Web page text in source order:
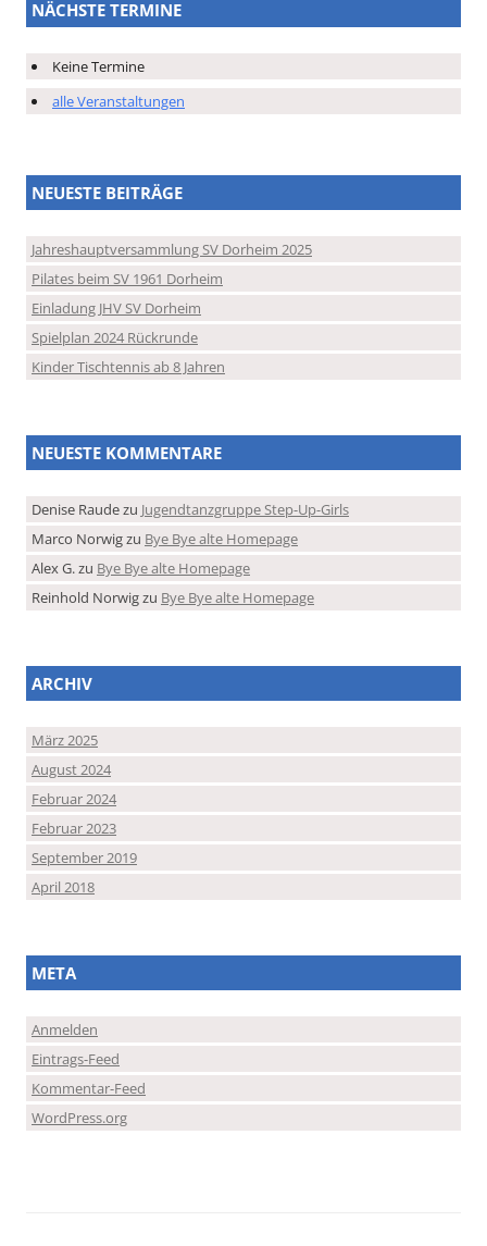
NÄCHSTE TERMINE
Keine Termine
alle Veranstaltungen
NEUESTE BEITRÄGE
Jahreshauptversammlung SV Dorheim 2025
Pilates beim SV 1961 Dorheim
Einladung JHV SV Dorheim
Spielplan 2024 Rückrunde
Kinder Tischtennis ab 8 Jahren
NEUESTE KOMMENTARE
Denise Raudezu Jugendtanzgruppe Step-Up-Girls
Marco Norwigzu Bye Bye alte Homepage
Alex G.zu Bye Bye alte Homepage
Reinhold Norwigzu Bye Bye alte Homepage
ARCHIV
März 2025
August 2024
Februar 2024
Februar 2023
September 2019
April 2018
META
Anmelden
Eintrags-Feed
Kommentar-Feed
WordPress.org